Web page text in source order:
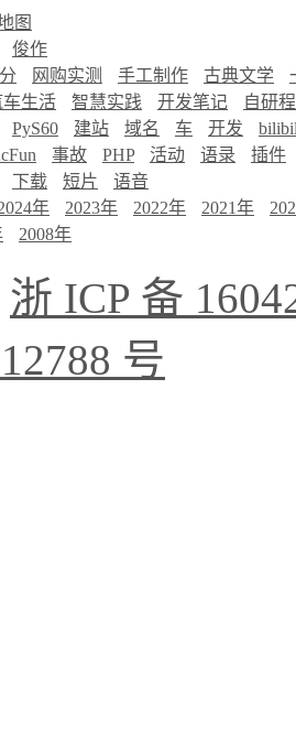
图
俊作
网购实测 手工制作 古典文学
车生活 智慧实践 开发笔记
自研
PyS60 建站 域名 车 开发
事故 PHP 活动 语录
插件
下载 短片
语音
年 2023年 2022年 2021年
2008年
浙 ICP 备
号